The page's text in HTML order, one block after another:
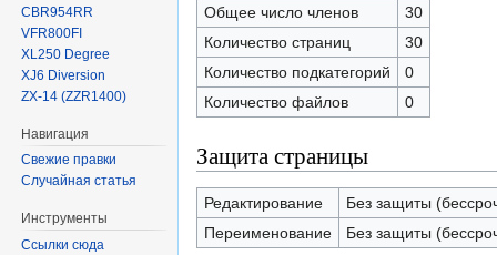
Общее число членов
30
Количество страниц
30
Количество подкатегорий
0
Количество файлов
0
Защита страницы
Редактирование
Без защиты
Переименование
Без защиты
CBR954RR
VFR800FI
XL250 Degree
XJ6 Diversion
ZX-14 (ZZR1400)
Навигация
Свежие правки
Случайная статья
Инструменты
Ссылки сюда